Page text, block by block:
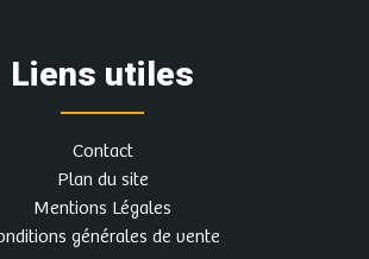
Liens utiles
Contact
Plan du site
Mentions Légales
générales de vente